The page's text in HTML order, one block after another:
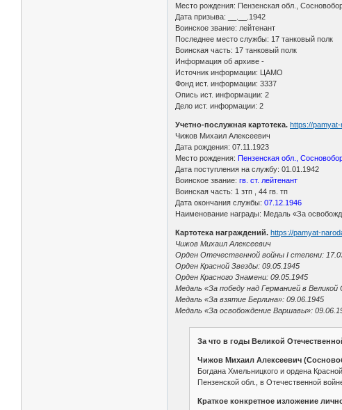
Место рождения: Пензенская обл.,
Дата призыва: __.__.1942
Воинское звание: лейтенант
Последнее место службы: 17 танковый полк
Воинская часть: 17 танковый полк
Информация об архиве -
Источник информации: ЦАМО
Фонд ист. информации: 3337
Опись ист. информации: 2
Дело ист. информации: 2
Учетно-послужная картотека. https://
Чижов Михаил Алексеевич
Дата рождения: 07.11.1923
Место рождения: Пензенская обл.,
Дата поступления на службу: 01.01.1942
Воинское звание: гв. ст. лейтенант
Воинская часть: 1 зтп , 44 гв. тп
Дата окончания службы:07.12.1946
Наименование награды: Медаль «За
Картотека награждений. https://pamyat-
Чижов Михаил Алексеевич
Орден Отечественной войны I степени:
Орден Красной Звезды: 09.05.1945
Орден Красного Знамени: 09.05.1945
Медаль «За победу над Германией в
Медаль «За взятие Берлина»: 09.06.1945
Медаль «За освобождение Варшавы»:
За что в годы Великой
Чижов Михаил Алексеевич
Богдана Хмельницкого и ордена
Пензенской обл., в Отечественной
Краткое конкретное изложение